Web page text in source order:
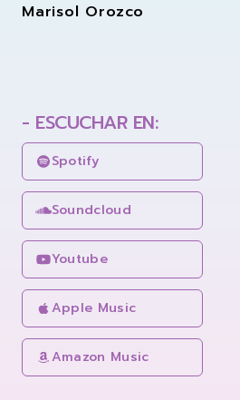
Marisol Orozco
- ESCUCHAR EN:
Spotify
Soundcloud
Youtube
Apple Music
Amazon Music